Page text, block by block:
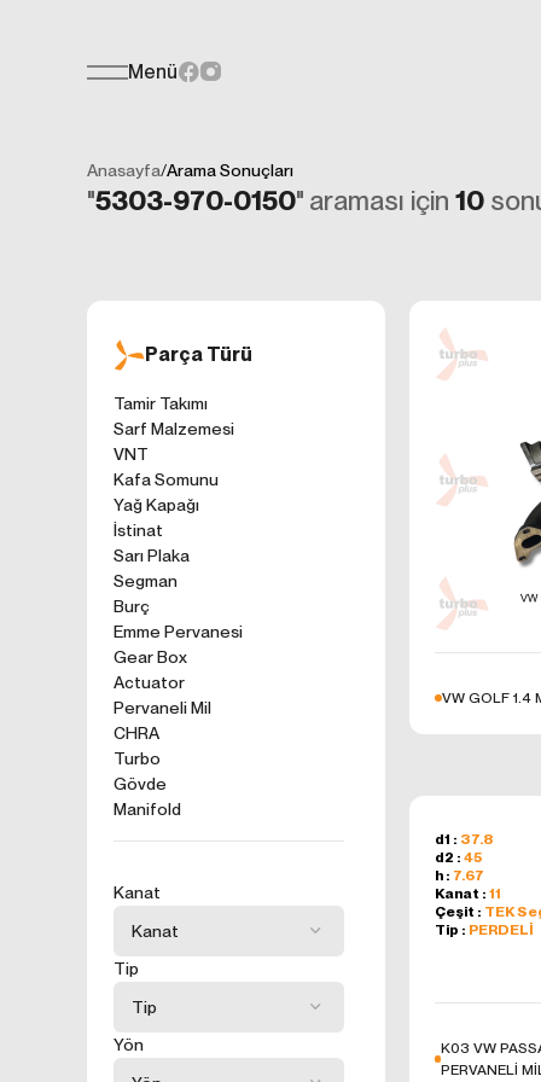
Menü
Anasayfa/Arama Sonuçları
"5303-970-0150" araması için 10
Parça Türü
Tamir Takımı
Sarf Malzemesi
VNT
Kafa Somunu
Yağ Kapağı
İstinat
Sarı Plaka
Segman
Burç
Emme Pervanesi
Gear Box
Actuator
Pervaneli Mil
CHRA
Turbo
Gövde
Manifold
Kanat
Tip
Yön
VW GOLF 1.4
d1 : 37.8
d2 : 45
h : 7.67
Kanat : 11
Çeşit : TEK
Tip : PERDELİ
K03 VW
PERVANELİ
KİŞİSEL
Kişisel
işletilen
Genellikle
sunmak,
ayarlarından
sitede çerez
1.
İnternet
kullanım
ürünler, tercih
2. ÇEREZ
Çerezler,
sunucusuna
İnternet
sizlerin
İnternet
sahte
5651
Suçlarla
kanuni ve
'ni okudum ve